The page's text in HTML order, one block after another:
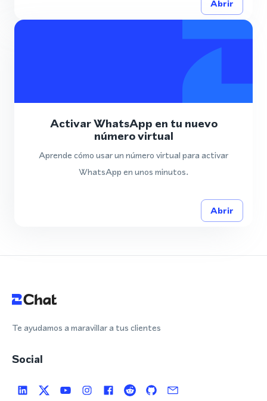
Abrir
Activar WhatsApp en tu nuevo
número virtual
Aprende cómo usar un número virtual para activar
WhatsApp en unos minutos.
Abrir
Te ayudamos a maravillar a tus clientes
Social